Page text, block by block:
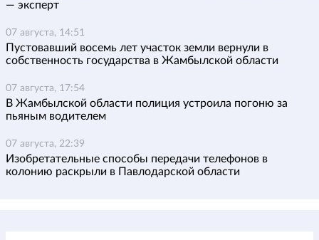
— эксперт
07 августа, 14:51
Пустовавший восемь лет участок земли вернули в
собственность государства в Жамбылской области
07 августа, 17:54
В Жамбылской области полиция устроила погоню за
пьяным водителем
07 августа, 22:39
Изобретательные способы передачи телефонов в
колонию раскрыли в Павлодарской области